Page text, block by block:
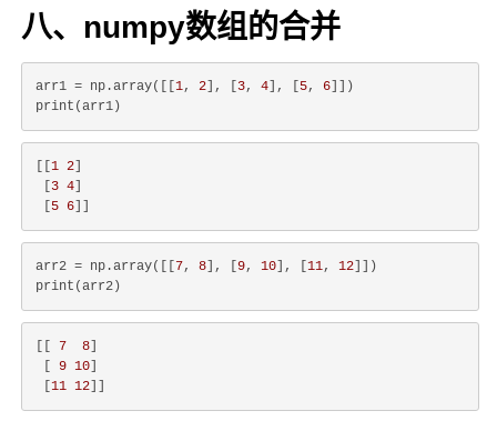
八、numpy数组的合并
arr1 = np.array([[ 1, 2 ], [ 3, 4 ], [ 5, 6 ]])
1 2
3 4
5 6
arr2 = np.array([[ 7, 8 ], [ 9, 10 ], [ 11, 12 ]])
7 8
9 10
11 12